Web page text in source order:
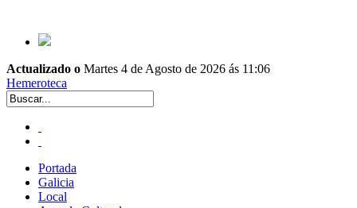
Actualizado o Martes 4 de Agosto de 2026 ás 11:06
Hemeroteca
Portada
Galicia
Local